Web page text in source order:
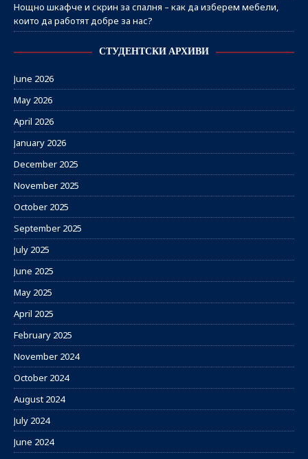
Нощно шкафче и скрин за спалня – как да изберем мебели,
които да работят добре за нас?
СТУДЕНТСКИ АРХИВИ
June 2026
May 2026
April 2026
January 2026
December 2025
November 2025
October 2025
September 2025
July 2025
June 2025
May 2025
April 2025
February 2025
November 2024
October 2024
August 2024
July 2024
June 2024